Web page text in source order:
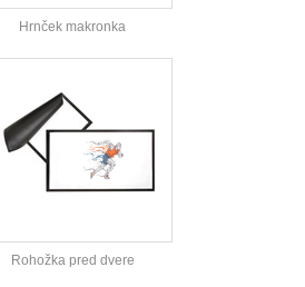
Hrnček makronka
Rohožka pred dvere